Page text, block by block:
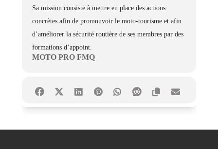
Sa mission consiste à mettre en place des actions
concrètes afin de promouvoir le moto-tourisme et afin
d’améliorer la sécurité routière de ses membres par des
formations d’appoint.
MOTO PRO FMQ